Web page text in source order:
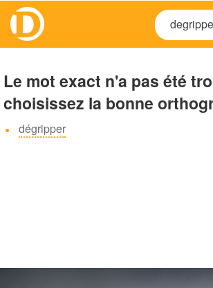
Le mot exact n'a pas été
choisissez la bonne
dégripper